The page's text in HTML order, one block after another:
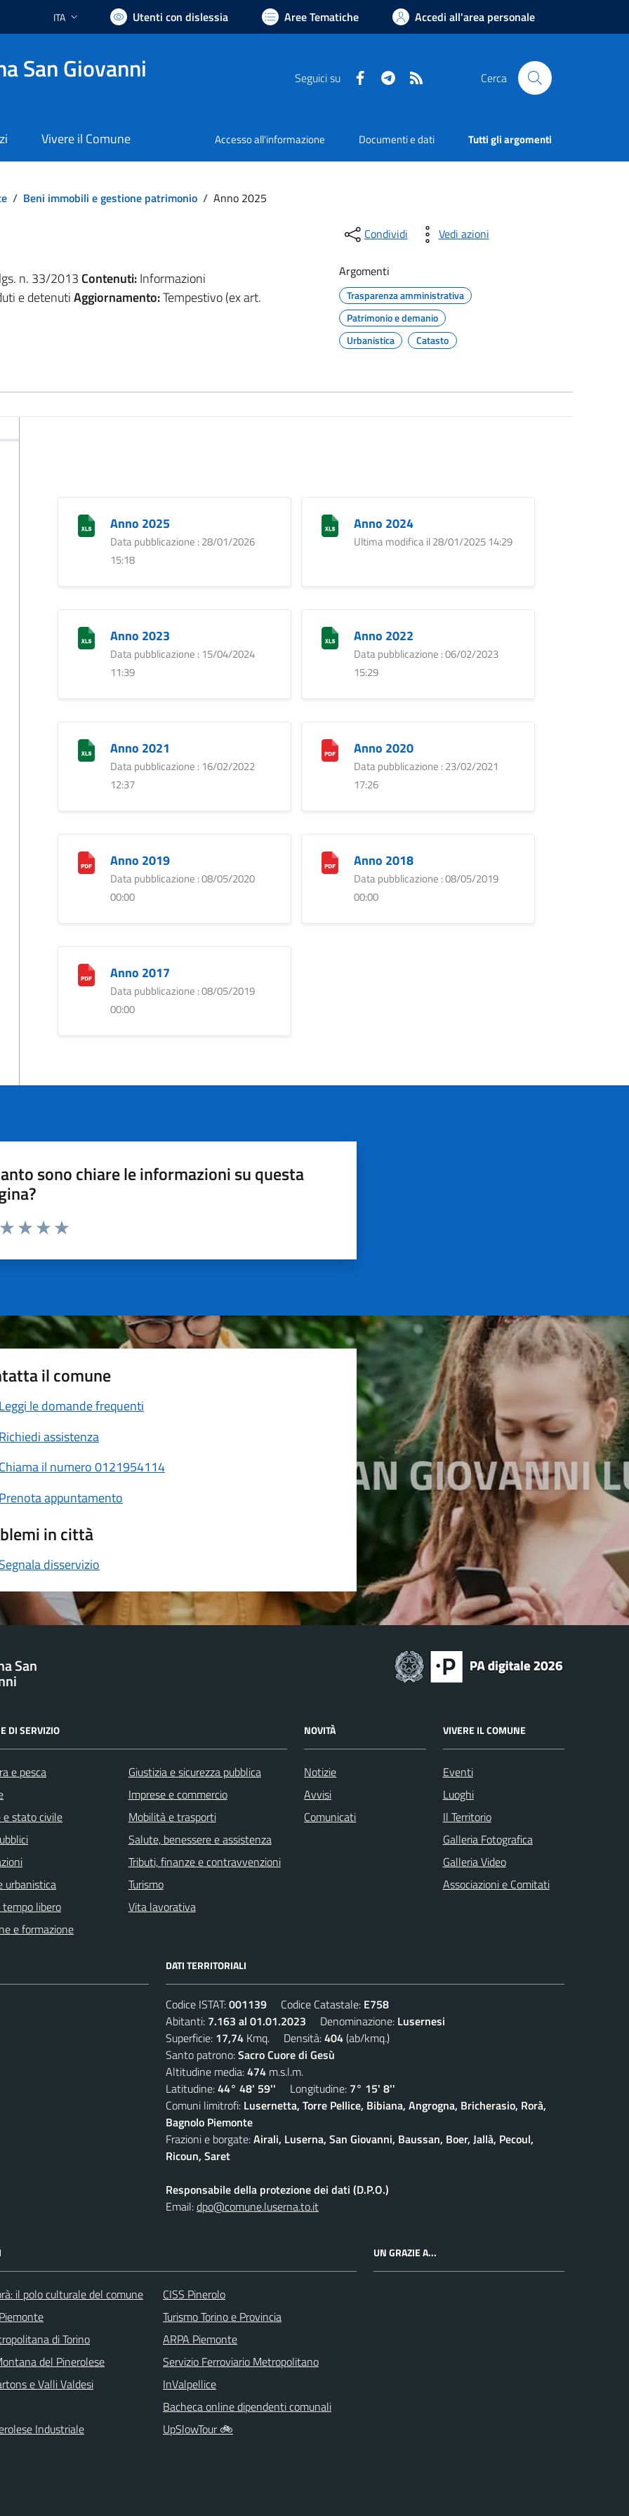
Lingua attiva:
ITA Utenti con dislessia Aree Tematiche Accedi all'area personale
San Giovanni Seguici su FacebookTelegram Cerca
Vivere il Comune Accesso all'informazione Documenti e dati Tutti gli argomenti
/ Beni immobili e gestione patrimonio / Anno 2025
n. 33/2013 Contenuti:Informazioni
e detenutiAggiornamento:Tempestivo (ex art.
Condividi Vedi azioni
Argomenti
Trasparenza amministrativa
Patrimonio e demanio
Urbanistica
Catasto
Anno 2025
Data pubblicazione : 28/01/2026
15:18
Anno 2024
Ultima modifica il 28/01/2025 14:29
Anno 2023
Data pubblicazione : 15/04/2024
11:39
Anno 2022
Data pubblicazione : 06/02/2023
15:29
Anno 2021
Data pubblicazione : 16/02/2022
12:37
Anno 2020
Data pubblicazione : 23/02/2021
17:26
Anno 2019
Data pubblicazione : 08/05/2020
00:00
Anno 2018
Data pubblicazione : 08/05/2019
00:00
Anno 2017
Data pubblicazione : 08/05/2019
00:00
sono chiare le informazioni su questa
da 1 a 5 stelle la pagina
il comune
Leggi le domande frequenti
Richiedi assistenza
Chiama il numero 0121954114
Prenota appuntamento
in città
Segnala disservizio
San
DI SERVIZIO
e pesca
e stato civile
urbanistica
libero
e formazione
Giustizia e sicurezza pubblica
Imprese e commercio
Mobilità e trasporti
Salute, benessere e assistenza
Tributi, finanze e contravvenzioni
Turismo
Vita lavorativa
NOVITÀ
Notizie
Avvisi
Comunicati
VIVERE IL COMUNE
Eventi
Luoghi
Il Territorio
Galleria Fotografica
Galleria Video
Associazioni e Comitati
DATI TERRITORIALI
Codice ISTAT:001139 Codice Catastale: E758
Abitanti: 7.163 al 01.01.2023 Denominazione: Lusernesi
Superficie: 17,74 Kmq. Densità:404(ab/kmq.)
Santo patrono:Sacro Cuore di Gesù
Altitudine media:474 m.s.l.m.
Latitudine:44° 48' 59'' Longitudine: 7° 15' 8''
Comuni limitrofi: Lusernetta, Torre Pellice, Bibiana, Angrogna, Bricherasio, Rorà,
Bagnolo Piemonte
Frazioni e borgate:Airali, Luserna, San Giovanni, Baussan, Boer, Jallà, Pecoul,
Ricoun, Saret
Responsabile della protezione dei dati (D.P.O.)
Email:dpo@comune.luserna.to.it
il polo culturale del comune
di Torino
del Pinerolese
e Valli Valdesi
Industriale
CISS Pinerolo
Turismo Torino e Provincia
ARPA Piemonte
Servizio Ferroviario Metropolitano
InValpellice
Bacheca online dipendenti comunali
UpSlowTour 🚲
UN GRAZIE A...